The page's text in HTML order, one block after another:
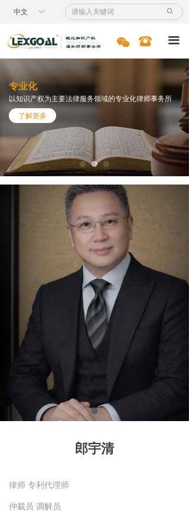
ꄙ
ꀅ
中文
专业化
以知识产权为主要法律服务领域的专业化律师事务所
了解更多
끀
首页
服务领域
商标
国际业务
诉讼服务
案例节选
联系我们
너 뀰
郎宇清
律师 专利代理师
仲裁员 调解员